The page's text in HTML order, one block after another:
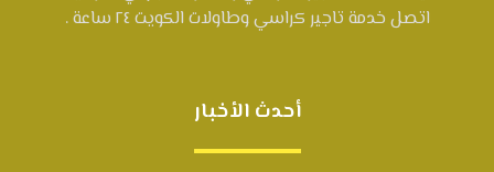
اتصل خدمة تاجير كراسي وطاولات الكويت ٢٤ ساعة .
أحدث الأخبار